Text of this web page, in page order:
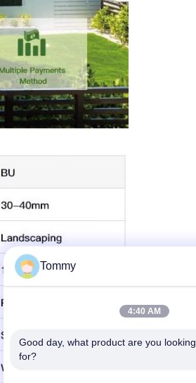
Tommy
4:40 AM
Good day, what product are you looking
for?